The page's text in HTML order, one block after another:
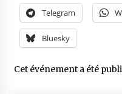
Telegram
Bluesky
Cet événement a été